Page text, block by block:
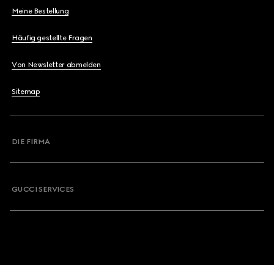
Meine Bestellung
Häufig gestellte Fragen
Von Newsletter abmelden
Sitemap
DIE FIRMA
GUCCI SERVICES